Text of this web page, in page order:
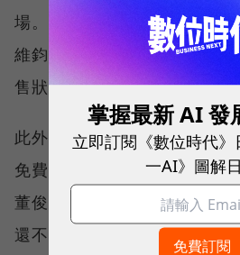
場。參與該這項計劃的台中
維鈞表示，直接與客戶溝通
售狀況，來客數成長近三成
此外，面對蘋果iPhone6的
免費換機，以及明年將來台設
董俊良表示，目前台灣發售
還不清楚，而月繳模式其實
掌握最新 AI 發
立即訂閱《數位時代
一AI》圖解